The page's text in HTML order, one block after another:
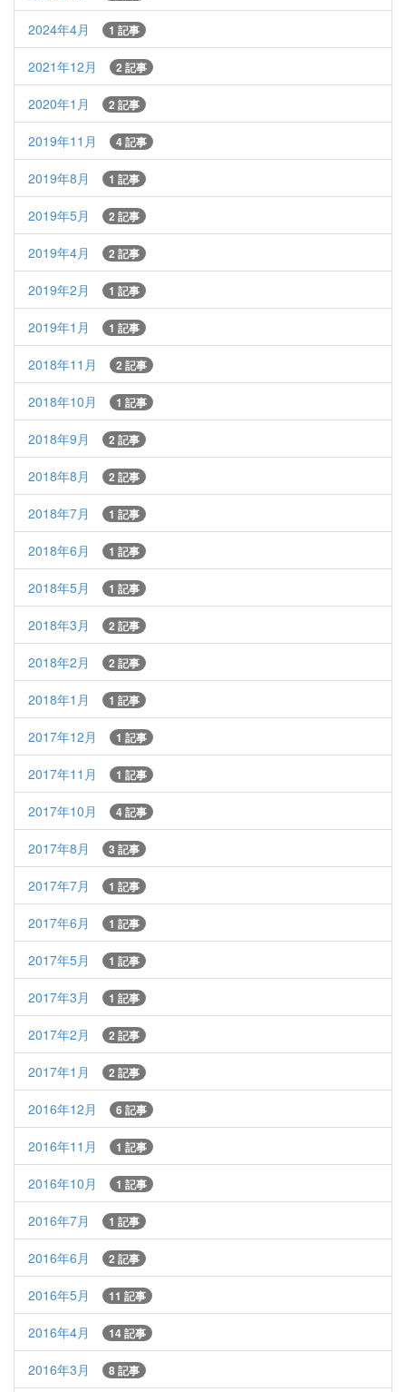
2024年4月 1 記事
2021年12月 2 記事
2020年1月 2 記事
2019年11月 4 記事
2019年8月 1 記事
2019年5月 2 記事
2019年4月 2 記事
2019年2月 1 記事
2019年1月 1 記事
2018年11月 2 記事
2018年10月 1 記事
2018年9月 2 記事
2018年8月 2 記事
2018年7月 1 記事
2018年6月 1 記事
2018年5月 1 記事
2018年3月 2 記事
2018年2月 2 記事
2018年1月 1 記事
2017年12月 1 記事
2017年11月 1 記事
2017年10月 4 記事
2017年8月 3 記事
2017年7月 1 記事
2017年6月 1 記事
2017年5月 1 記事
2017年3月 1 記事
2017年2月 2 記事
2017年1月 2 記事
2016年12月 6 記事
2016年11月 1 記事
2016年10月 1 記事
2016年7月 1 記事
2016年6月 2 記事
2016年5月 11 記事
2016年4月 14 記事
2016年3月 8 記事